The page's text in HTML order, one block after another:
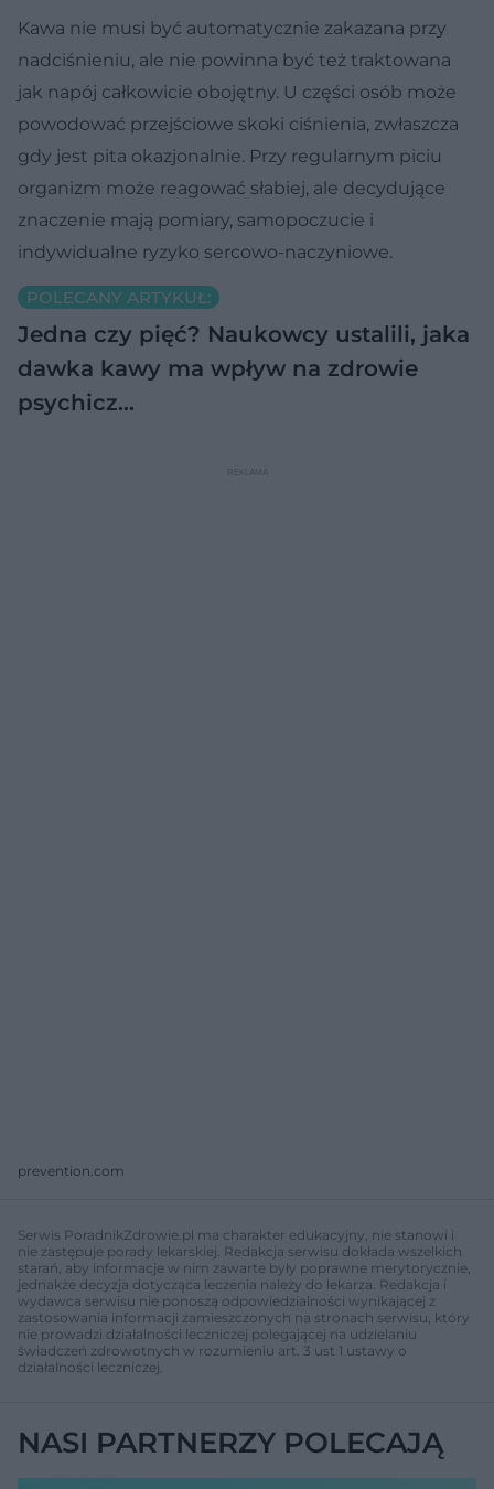
Kawa nie musi być automatycznie zakazana przy
nadciśnieniu, ale nie powinna być też traktowana
jak napój całkowicie obojętny. U części osób może
powodować przejściowe skoki ciśnienia, zwłaszcza
gdy jest pita okazjonalnie. Przy regularnym piciu
organizm może reagować słabiej, ale decydujące
znaczenie mają pomiary, samopoczucie i
indywidualne ryzyko sercowo-naczyniowe.
POLECANY ARTYKUŁ:
Jedna czy pięć? Naukowcy ustalili, jaka
dawka kawy ma wpływ na zdrowie
psychicz…
prevention.com
Serwis PoradnikZdrowie.pl ma charakter edukacyjny, nie stanowi i
nie zastępuje porady lekarskiej. Redakcja serwisu dokłada wszelkich
starań, aby informacje w nim zawarte były poprawne merytorycznie,
jednakże decyzja dotycząca leczenia należy do lekarza. Redakcja i
wydawca serwisu nie ponoszą odpowiedzialności wynikającej z
zastosowania informacji zamieszczonych na stronach serwisu, który
nie prowadzi działalności leczniczej polegającej na udzielaniu
świadczeń zdrowotnych w rozumieniu art. 3 ust 1 ustawy o
działalności leczniczej.
NASI PARTNERZY POLECAJĄ